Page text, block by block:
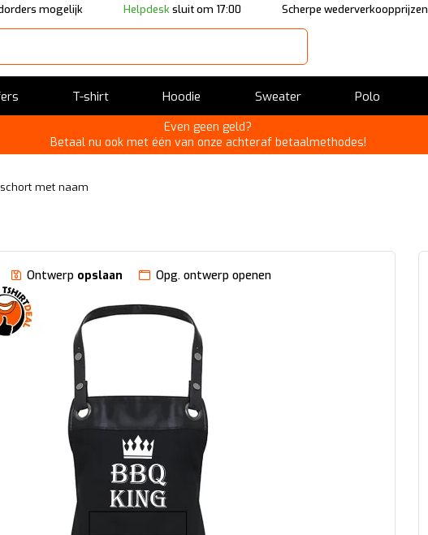
mogelijk Helpdesksluit om 17:00 Scherpe wederverkoopprijzen
T-shirt Hoodie Sweater Polo
Even geen geld?
Betaal nu ook met één van onze achteraf betaalmethodes!
schort met naam
Ontwerp opslaan Opg. ontwerp openen